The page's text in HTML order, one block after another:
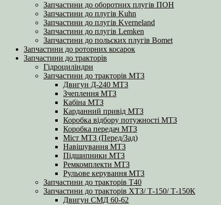
Запчастини до оборотних плугів ПОН
Запчастини до плугів Kuhn
Запчастини до плугів Kverneland
Запчастини до плугів Lemken
Запчастини до польских плугів Bomet
Запчастини до роторних косарок
Запчастини до тракторів
Гідроциліндри
Запчастини до тракторів МТЗ
Двигун Д-240 МТЗ
Зчеплення МТЗ
Кабіна МТЗ
Карданний привід МТЗ
Коробка відбору потужності МТЗ
Коробка передач МТЗ
Міст МТЗ (Перед/Зад)
Навішування МТЗ
Підшипники МТЗ
Ремкомплекти МТЗ
Рульове керування МТЗ
Запчастини до тракторів Т40
Запчастини до тракторів ХТЗ/ Т-150/ Т-150К
Двигун СМД 60-62